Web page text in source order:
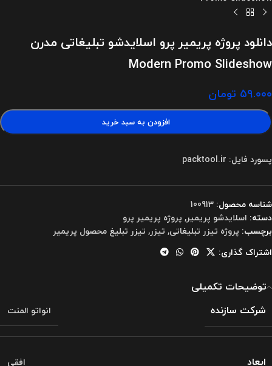
دانلود پروژه پریمیر پرو اسلایدشو تبلیغاتی مدرن
Modern Promo Slideshow
۵۹.۰۰۰ تومان
افزودن به سبد خرید
پسورد فایل: packtool.ir
شناسه محصول: 100913
دسته: اسلایدشو پریمیر, پروژه پریمیر پرو
برچسب: پروژه تیزر تبلیغاتی, تیزر, تیزر تبلیغ محصول پریمیر
اشتراک گذاری:
توضیحات تکمیلی
شرکت سازنده
انواتو المنت
ابعاد افقی